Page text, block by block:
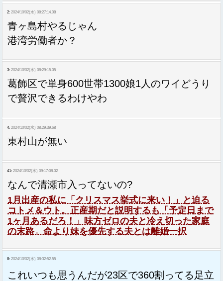
2: 2024/10/02(水) 08:27:14.08
青ヶ島村やるじゃん
港湾労働者か？
3: 2024/10/02(水) 08:29:15.05
葛飾区で単身600世帯1300娘1人のワイどうり
で贅沢できるわけやわ
4: 2024/10/02(水) 08:29:39.68
東村山が無い
41: 2024/10/02(水) 09:17:08.02
なんで清瀬市入ってないの?
1月出産の私に「クリスマス挙式に来い！」と迫る
コトメ＆ウト。正産期だと説明するも「予定日まで
1ヶ月あるだろ！」味方ゼロの夫と冷え切った家庭
の末路←命より妹を優先する夫とは離婚一択
8: 2024/10/02(水) 08:32:52.55
これいつも思うんだが23区で360割ってる足立